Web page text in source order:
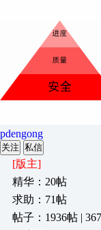
pdengong
关注 私信
[版主]
精华：20帖
求助：71帖
帖子：1936帖 |